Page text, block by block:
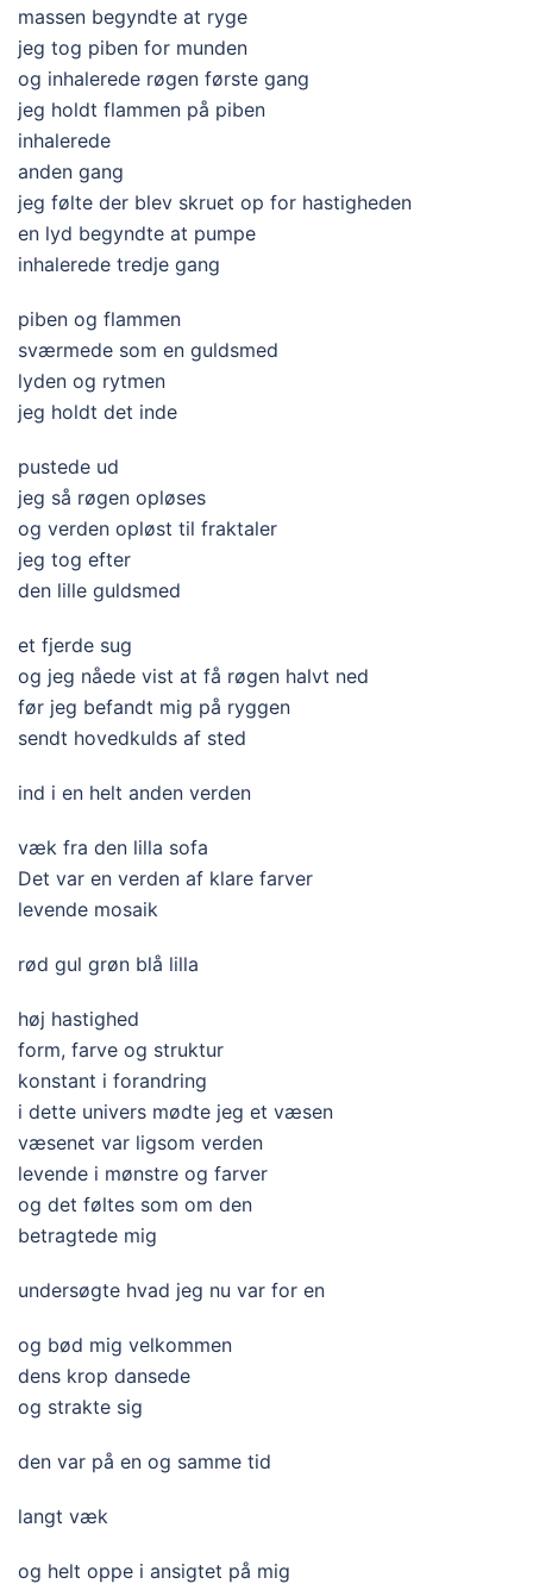
massen begyndte at ryge
jeg tog piben for munden
og inhalerede røgen første gang
jeg holdt flammen på piben
inhalerede
anden gang
jeg følte der blev skruet op for hastigheden
en lyd begyndte at pumpe
inhalerede tredje gang
piben og flammen
sværmede som en guldsmed
lyden og rytmen
jeg holdt det inde
pustede ud
jeg så røgen opløses
og verden opløst til fraktaler
jeg tog efter
den lille guldsmed
et fjerde sug
og jeg nåede vist at få røgen halvt ned
før jeg befandt mig på ryggen
sendt hovedkulds af sted
ind i en helt anden verden
væk fra den lilla sofa
Det var en verden af klare farver
levende mosaik
rød gul grøn blå lilla
høj hastighed
form, farve og struktur
konstant i forandring
i dette univers mødte jeg et væsen
væsenet var ligsom verden
levende i mønstre og farver
og det føltes som om den
betragtede mig
undersøgte hvad jeg nu var for en
og bød mig velkommen
dens krop dansede
og strakte sig
den var på en og samme tid
langt væk
og helt oppe i ansigtet på mig